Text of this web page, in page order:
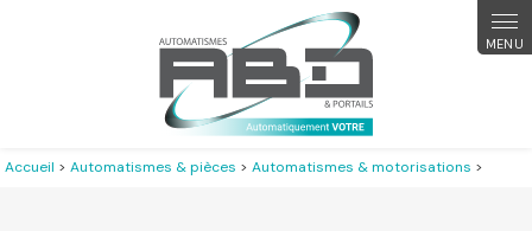
Accueil >Automatismes & pièces >Automatismes & motorisations >